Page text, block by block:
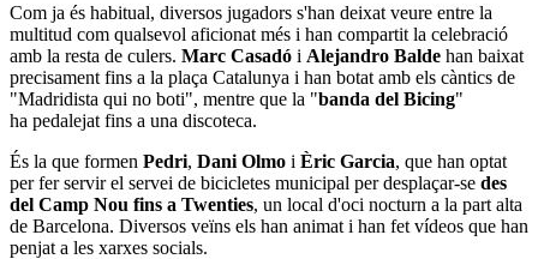
Com ja és habitual, diversos jugadors s'han deixat veure entre la
multitud com qualsevol aficionat més i han compartit la celebració
amb la resta de culers. Marc Casadó i Alejandro Balde han baixat
precisament fins a la plaça Catalunya i han botat amb els càntics de
"Madridista qui no boti", mentre que la "banda del Bicing"
ha pedalejat fins a una discoteca.
És la que formen Pedri, Dani Olmo i Èric Garcia, que han optat
per fer servir el servei de bicicletes municipal per desplaçar-se des
del Camp Nou fins a Twenties, un local d'oci nocturn a la part alta
de Barcelona. Diversos veïns els han animat i han fet vídeos que han
penjat a les xarxes socials.